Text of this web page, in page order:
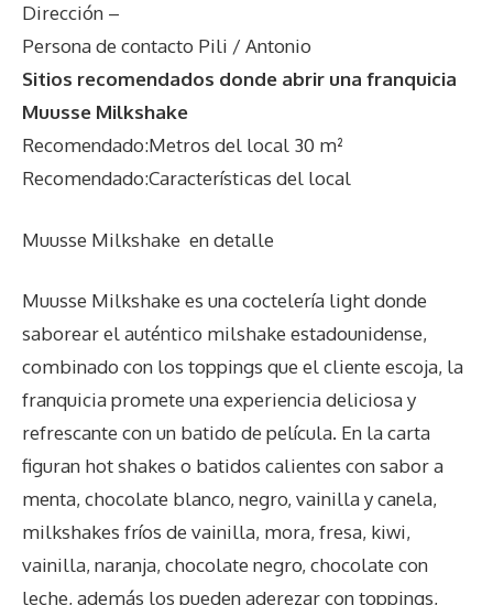
Dirección –
Persona de contacto Pili / Antonio
Sitios recomendados donde abrir una franquicia
Muusse Milkshake
Recomendado:Metros del local 30 m²
Recomendado:Características del local
Muusse Milkshake en detalle
Muusse Milkshake es una coctelería light donde
saborear el auténtico milshake estadounidense,
combinado con los toppings que el cliente escoja, la
franquicia promete una experiencia deliciosa y
refrescante con un batido de película. En la carta
figuran hot shakes o batidos calientes con sabor a
menta, chocolate blanco, negro, vainilla y canela,
milkshakes fríos de vainilla, mora, fresa, kiwi,
vainilla, naranja, chocolate negro, chocolate con
leche, además los pueden aderezar con toppings,